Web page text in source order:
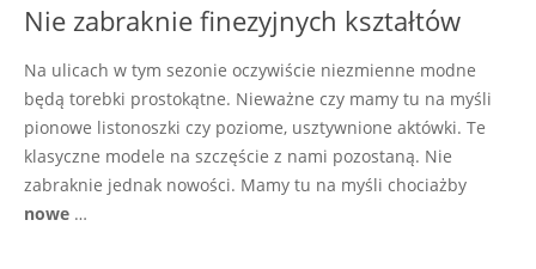
Nie zabraknie finezyjnych kształtów
Na ulicach w tym sezonie oczywiście niezmienne modne
będą torebki prostokątne. Nieważne czy mamy tu na myśli
pionowe listonoszki czy poziome, usztywnione aktówki. Te
klasyczne modele na szczęście z nami pozostaną. Nie
zabraknie jednak nowości. Mamy tu na myśli chociażby
nowe …